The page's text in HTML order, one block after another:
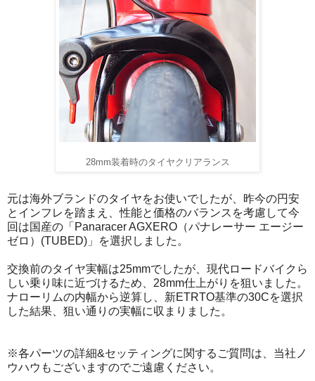
28mm装着時のタイヤクリアランス
元は海外ブランドのタイヤをお使いでしたが、昨今の円安
とインフレを踏まえ、性能と価格のバランスを考慮して今
回は国産の「Panaracer AGXERO（パナレーサー エージー
ゼロ）(TUBED)」を選択しました。
交換前のタイヤ実幅は25mmでしたが、現代ロードバイクら
しい乗り味に近づけるため、28mm仕上がりを狙いました。
ナローリムの内幅から逆算し、新ETRTO基準の30Cを選択
した結果、狙い通りの実幅に収まりました。
※各パーツの詳細&セッティングに関するご質問は、当社ノ
ウハウもございますのでご遠慮ください。